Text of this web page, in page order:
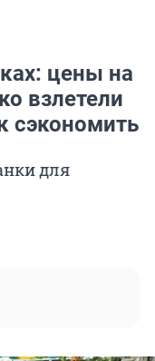
цены на
взлетели
сэкономить
для